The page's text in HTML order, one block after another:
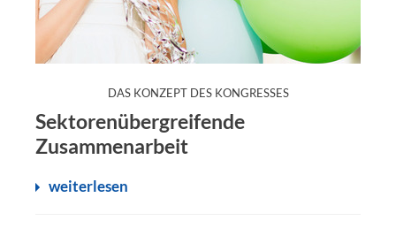
DAS KONZEPT DES KONGRESSES:
Sektorenübergreifende
Zusammenarbeit
weiterlesen